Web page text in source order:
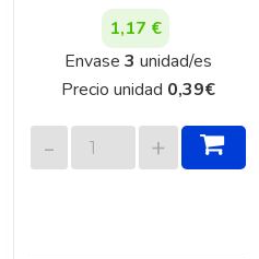
1,17 €
Envase 3 unidad/es
Precio unidad 0,39€